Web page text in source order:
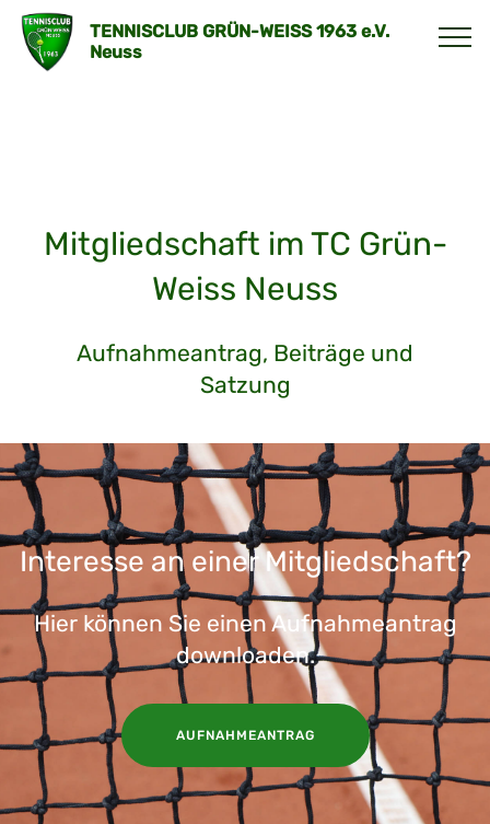
TENNISCLUB GRÜN-WEISS 1963 e.V.
Neuss
Mitgliedschaft im TC Grün-
Weiss Neuss
Aufnahmeantrag, Beiträge und
Satzung
Interesse an einer Mitgliedschaft?
Hier können Sie einen Aufnahmeantrag
downloaden.
AUFNAHMEANTRAG